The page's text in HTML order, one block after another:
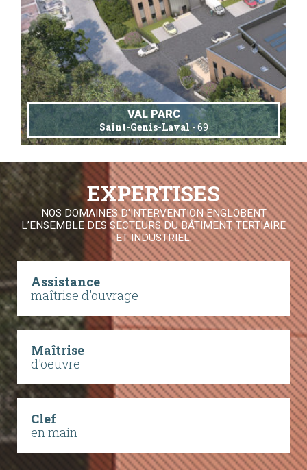
VAL PARC
Saint-Genis-Laval- 69
EXPERTISES
NOS DOMAINES D'INTERVENTION ENGLOBENT
L’ENSEMBLE DES SECTEURS DU BÂTIMENT, TERTIAIRE
ET INDUSTRIEL.
Assistance
maîtrise d'ouvrage
Maîtrise
d'oeuvre
Clef
en main